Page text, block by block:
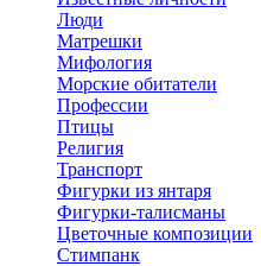
Люди
Матрешки
Мифология
Морские обитатели
Профессии
Птицы
Религия
Транспорт
Фигурки из янтаря
Фигурки-талисманы
Цветочные композиции
Стимпанк